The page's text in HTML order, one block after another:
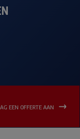
EEN OFFERTE AAN